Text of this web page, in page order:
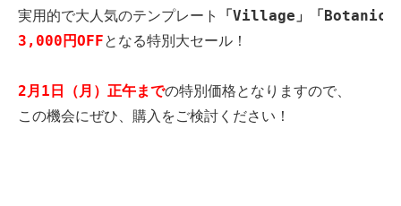
実用的で大人気のテンプレート
「Village」「
3,000円OFFとなる特別大セール！
2月1日（月）正午までの特別価格となりますので、
この機会にぜひ、購入をご検討ください！